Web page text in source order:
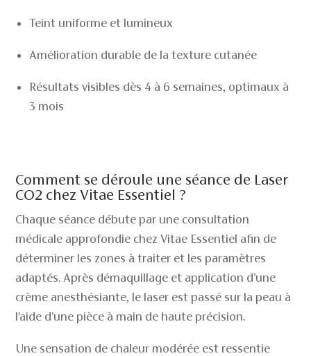
Teint uniforme et lumineux
Amélioration durable de la texture cutanée
Résultats visibles dès 4 à 6 semaines, optimaux à
3 mois
Comment se déroule une séance de Laser
CO2 chez Vitae Essentiel ?
Chaque séance débute par une consultation
médicale approfondie chez Vitae Essentiel afin de
déterminer les zones à traiter et les paramètres
adaptés. Après démaquillage et application d’une
crème anesthésiante, le laser est passé sur la peau à
l’aide d’une pièce à main de haute précision.
Une sensation de chaleur modérée est ressentie